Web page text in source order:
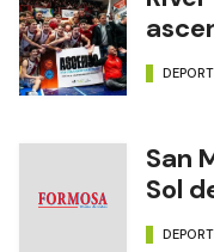
San
Sol